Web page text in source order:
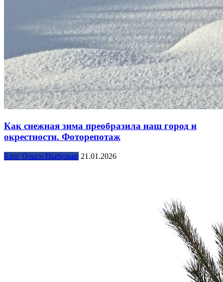
Как снежная зима преобразила наш город и
окрестности. Фоторепотаж
Блог Ольги Цыбулько 21.01.2026